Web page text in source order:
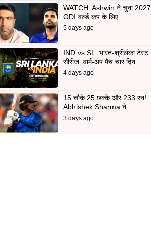
WATCH: Ashwin ने चुना 2027
ODI वर्ल्ड कप के लिए…
5 days ago
IND vs SL: भारत-श्रीलंका टेस्ट
सीरीज: वार्म-अप मैच चार दिन…
4 days ago
15 चौके 25 छक्के और 233 रन!
Abhishek Sharma ने…
3 days ago